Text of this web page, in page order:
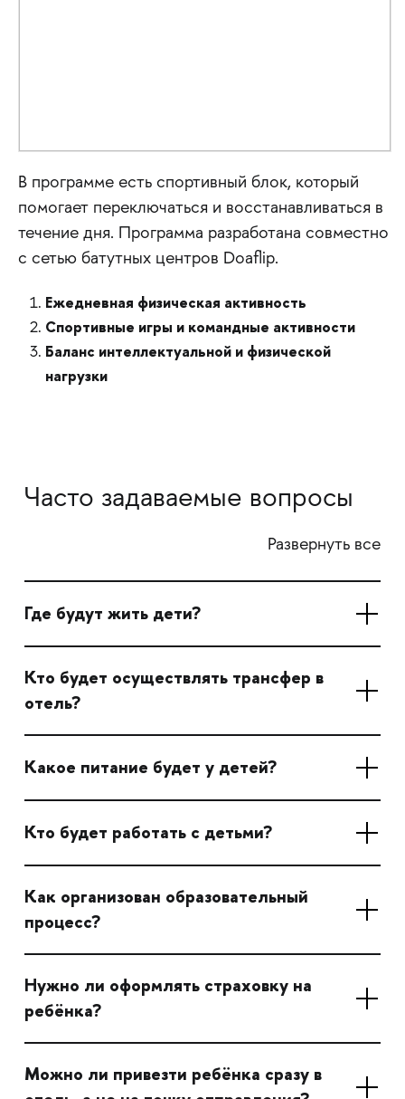
В программе есть спортивный блок, который
помогает переключаться и восстанавливаться в
течение дня. Программа разработана совместно
с сетью батутных центров Doaflip.
Ежедневная физическая активность
Спортивные игры и командные активности
Баланс интеллектуальной и физической
нагрузки
Часто задаваемые вопросы
Развернуть все
Где будут жить дети?
Кто будет осуществлять трансфер в
отель?
Какое питание будет у детей?
Кто будет работать с детьми?
Как организован образовательный
процесс?
Нужно ли оформлять страховку на
ребёнка?
Можно ли привезти ребёнка сразу в